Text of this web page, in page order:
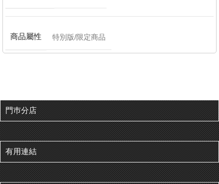
商品屬性 特別版/限定商品
門巿分店
有用連結